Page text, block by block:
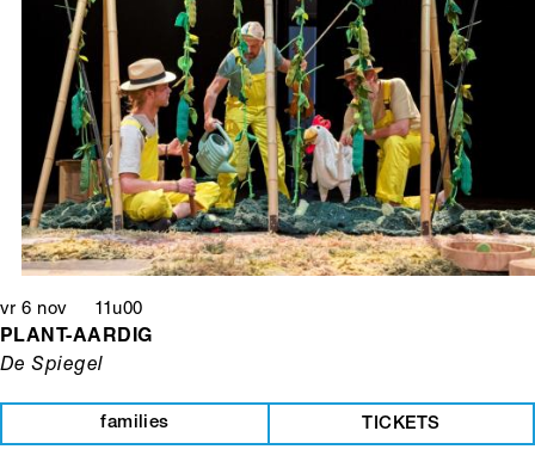
vr 6 nov 11u00
PLANT-AARDIG
De Spiegel
families TICKETS